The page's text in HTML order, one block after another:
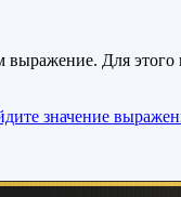
выражение. Для